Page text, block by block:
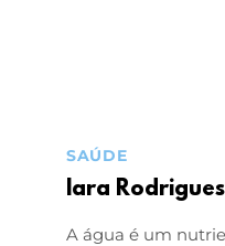
SAÚDE
Iara Rodrigues
A água é um